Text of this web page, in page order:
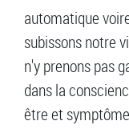
automatique
subissons notre
n'y prenons pas
dans la
être et